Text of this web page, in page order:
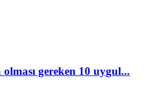
gereken 10 uygul...